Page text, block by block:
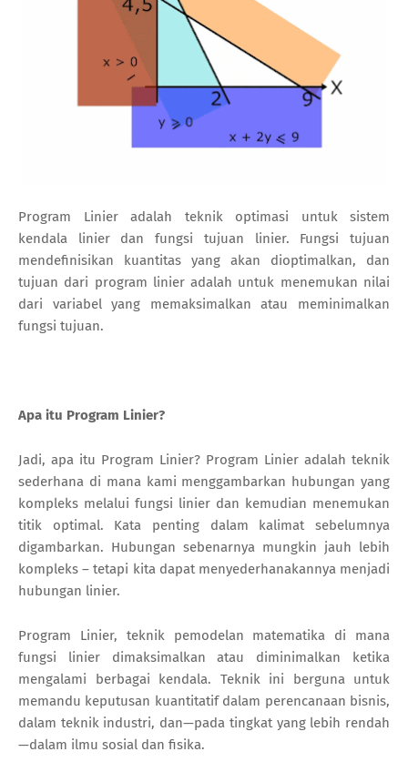
Program Linier adalah teknik optimasi untuk sistem
kendala linier dan fungsi tujuan linier. Fungsi tujuan
mendefinisikan kuantitas yang akan dioptimalkan, dan
tujuan dari program linier adalah untuk menemukan nilai
dari variabel yang memaksimalkan atau meminimalkan
fungsi tujuan.
Apa itu Program Linier?
Jadi, apa itu Program Linier? Program Linier adalah teknik
sederhana di mana kami menggambarkan hubungan yang
kompleks melalui fungsi linier dan kemudian menemukan
titik optimal. Kata penting dalam kalimat sebelumnya
digambarkan. Hubungan sebenarnya mungkin jauh lebih
kompleks – tetapi kita dapat menyederhanakannya menjadi
hubungan linier.
Program Linier, teknik pemodelan matematika di mana
fungsi linier dimaksimalkan atau diminimalkan ketika
mengalami berbagai kendala. Teknik ini berguna untuk
memandu keputusan kuantitatif dalam perencanaan bisnis,
dalam teknik industri, dan—pada tingkat yang lebih rendah
—dalam ilmu sosial dan fisika.